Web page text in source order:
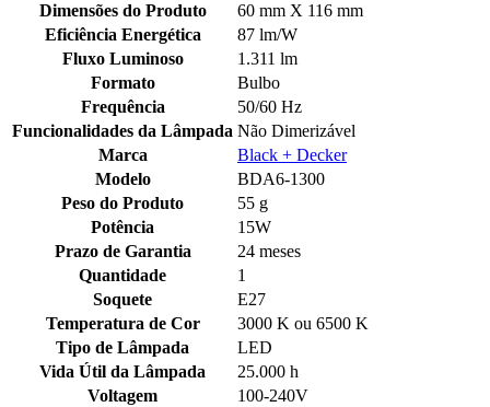
Dimensões do Produto
60 mm X 116 mm
Eficiência Energética
87 lm/W
Fluxo Luminoso
1.311 lm
Formato
Bulbo
Frequência
50/60 Hz
Funcionalidades da Lâmpada Não Dimerizável
Marca
Black + Decker
Modelo
BDA6-1300
Peso do Produto
55 g
Potência
15W
Prazo de Garantia
24 meses
Quantidade
1
Soquete
E27
Temperatura de Cor
3000 K ou 6500 K
Tipo de Lâmpada
LED
Vida Útil da Lâmpada
25.000 h
Voltagem
100-240V